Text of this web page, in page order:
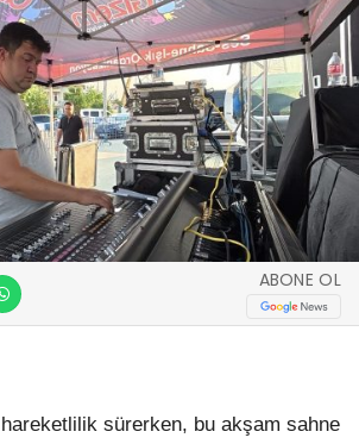
ABONE OL
hareketlilik sürerken, bu akşam sahne